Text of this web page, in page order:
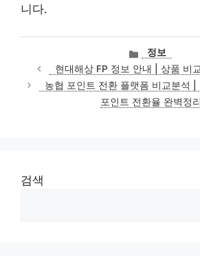
니다.
카
테
고
리
정보
현대해상 FP 정보 안내 | 상품 비
농협 포인트 전환 플랫폼 비교분석
포인트 전환율 완벽정리
검색